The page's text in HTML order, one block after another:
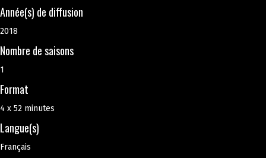
Année(s) de diffusion
2018
Nombre de saisons
1
Format
4 x 52 minutes
Langue(s)
Français